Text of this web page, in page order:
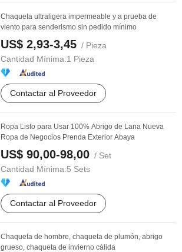
Chaqueta ultraligera impermeable y a prueba de
viento para senderismo sin pedido mínimo
US$ 2,93-3,45 / Pieza
Cantidad Mínima:1 Pieza
Contactar al Proveedor
Ropa Listo para Usar 100% Abrigo de Lana Nueva
Ropa de Negocios Prenda Exterior Abaya
US$ 90,00-98,00 / Set
Cantidad Mínima:5 Sets
Contactar al Proveedor
Chaqueta de hombre, chaqueta de plumón, abrigo
grueso, chaqueta de invierno cálida